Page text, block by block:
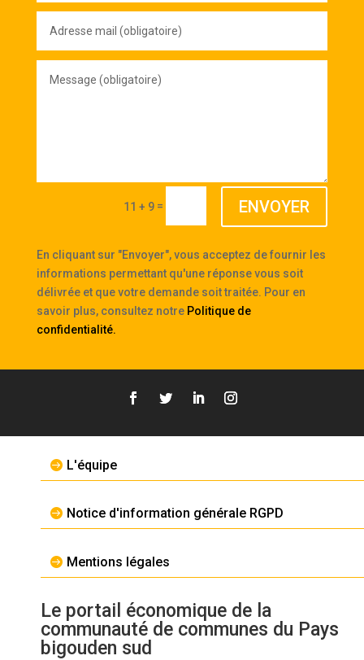
mail
(obligatoire)
11 + 9 = ENVOYER
En cliquant sur "Envoyer", vous acceptez de fournir les
informations permettant qu'une réponse vous soit
délivrée et que votre demande soit traitée. Pour en
savoir plus, consultez notre Politique de
confidentialité.
L'équipe
Notice d'information générale RGPD
Mentions légales
Le portail économique de la
communauté de communes du Pays
bigouden sud